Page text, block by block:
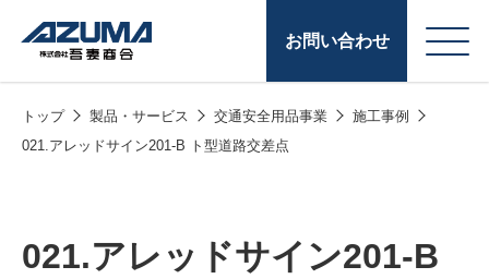
お問い合わせ
トップ 製品・サービス 交通安全用品事業
施工事例
021.アレッドサイン201-B ト型道路交差点
021.アレッドサイン201-B